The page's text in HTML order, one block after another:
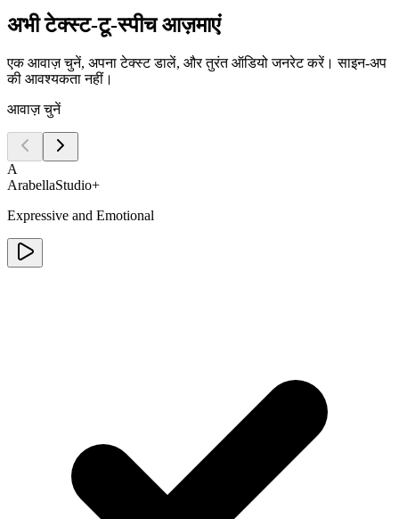
अभी टेक्स्ट-टू-स्पीच आज़माएं
एक आवाज़ चुनें, अपना टेक्स्ट डालें, और तुरंत ऑडियो जनरेट करें। साइन-अप
की आवश्यकता नहीं।
आवाज़ चुनें
A
ArabellaStudio+
Expressive and Emotional